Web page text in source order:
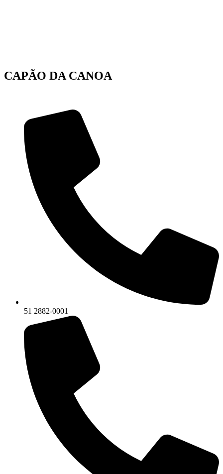
CAPÃO DA CANOA
51 2882-0001